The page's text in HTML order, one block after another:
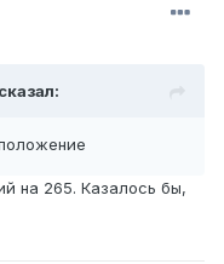
сказал:
на 265. Казалось бы,